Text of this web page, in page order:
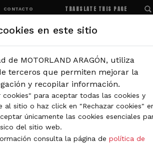
CONTACTO TRANSLATE THIS PAGE
en este sitio
de MOTORLAND ARAGÓN, utiliza
terceros que permiten mejorar la
y recopilar información.
cookies" para aceptar todas las cookies y
al sitio o haz click en "Rechazar cookies"
únicamente las cookies esenciales
del sitio web.
consulta la página de política de